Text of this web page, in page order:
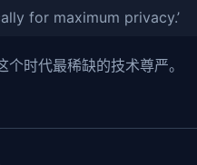
for maximum privacy.’
时代最稀缺的技术尊严。